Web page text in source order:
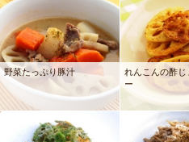
野菜たっぷり豚汁
れんこんの酢じ
ー